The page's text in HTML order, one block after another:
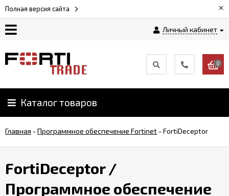
Полная версия сайта ×
Личный кабинет
Доставка
и
0
Каталог товаров
Главная -Программное обеспечение Fortinet -FortiDeceptor
FortiDeceptor/
Программное обеспечение